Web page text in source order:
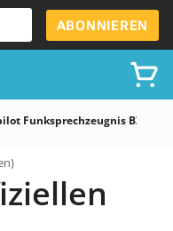
ABONNIEREN
Funksprechzeugnis BZF